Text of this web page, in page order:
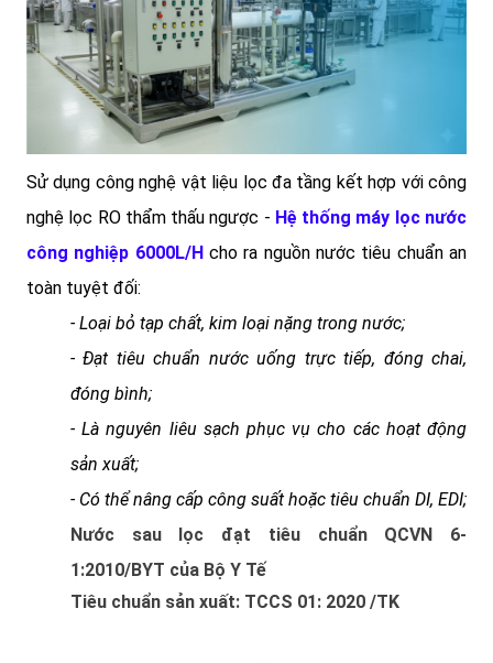
Sử dụng công nghệ vật liệu lọc đa tầng kết hợp với công
nghệ lọc RO thẩm thấu ngược - Hệ thống máy lọc nước
công nghiệp 6000L/Hcho ra nguồn nước tiêu chuẩn an
toàn tuyệt đối:
- Loại bỏ tạp chất, kim loại nặng trong nước;
- Đạt tiêu chuẩn nước uống trực tiếp, đóng chai,
đóng bình;
- Là nguyên liêu sạch phục vụ cho các hoạt động
sản xuất;
- Có thể nâng cấp công suất hoặc tiêu chuẩn DI, EDI;
Nước sau lọc đạt tiêu chuẩn QCVN 6-
1:2010/BYT của Bộ Y Tế
Tiêu chuẩn sản xuất: TCCS 01: 2020 /TK